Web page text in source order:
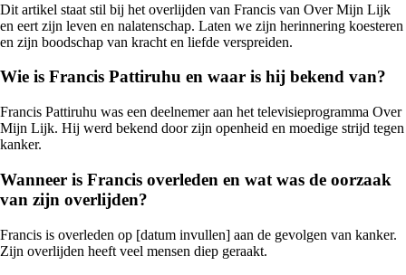
Dit artikel staat stil bij het overlijden van Francis van Over Mijn Lijk
en eert zijn leven en nalatenschap. Laten we zijn herinnering koesteren
en zijn boodschap van kracht en liefde verspreiden.
Wie is Francis Pattiruhu en waar is hij bekend van?
Francis Pattiruhu was een deelnemer aan het televisieprogramma Over
Mijn Lijk. Hij werd bekend door zijn openheid en moedige strijd tegen
kanker.
Wanneer is Francis overleden en wat was de oorzaak
van zijn overlijden?
Francis is overleden op [datum invullen] aan de gevolgen van kanker.
Zijn overlijden heeft veel mensen diep geraakt.